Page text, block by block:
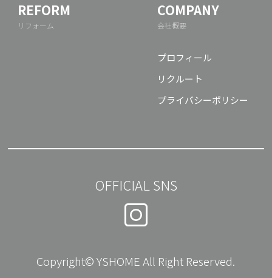
REFORM
リフォーム
COMPANY
会社概要
プロフィール
リクルート
プライバシーポリシー
Copyright© YSHOME All Right Reserved.
OFFICIAL SNS